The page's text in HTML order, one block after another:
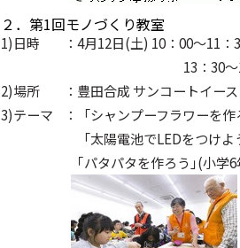
２．第1回モノづくり教室
1)日時
：4月12日(土) 10：00～11
13：30～15：00 (
2)場所
：豊田合成 サンコートイー
3)テーマ
：「シャンプーフラワーを
「太陽電池でLEDをつけよ
｢パタパタを作ろう｣(小学6